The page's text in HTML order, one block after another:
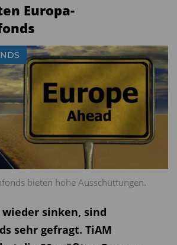
Europa-
bieten hohe Ausschüttungen.
sinken, sind
sehr gefragt. TiAM